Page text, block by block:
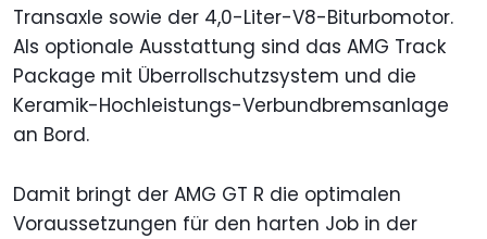
Transaxle sowie der 4,0-Liter-V8-Biturbomotor.
Als optionale Ausstattung sind das AMG Track
Package mit Überrollschutzsystem und die
Keramik-Hochleistungs-Verbundbremsanlage
an Bord.
Damit bringt der AMG GT R die optimalen
Voraussetzungen für den harten Job in der